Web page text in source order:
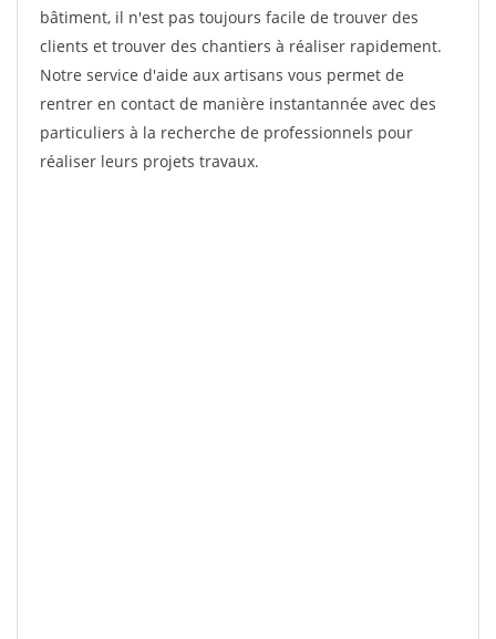
bâtiment, il n'est pas toujours facile de trouver des
clients et trouver des chantiers à réaliser rapidement.
Notre service d'aide aux artisans vous permet de
rentrer en contact de manière instantannée avec des
particuliers à la recherche de professionnels pour
réaliser leurs projets travaux.